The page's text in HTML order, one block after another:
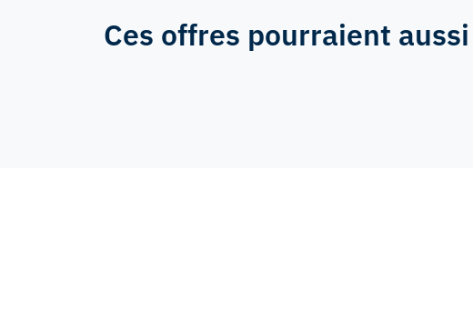
Ces offres pourraient